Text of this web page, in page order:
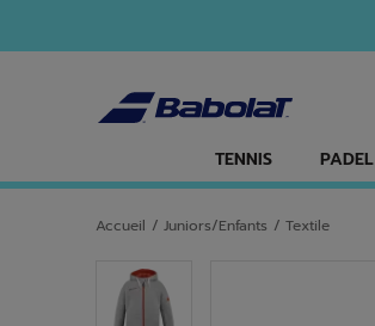
TENNIS PADEL
Accueil / Juniors/Enfants / Textile